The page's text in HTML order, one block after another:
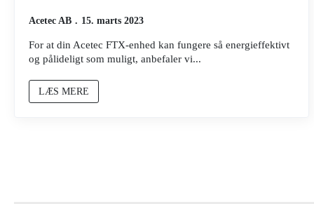
Acetec AB 15. marts 2023
For at din Acetec FTX-enhed kan fungere så energieffektivt
og pålideligt som muligt, anbefaler vi...
LÆS MERE